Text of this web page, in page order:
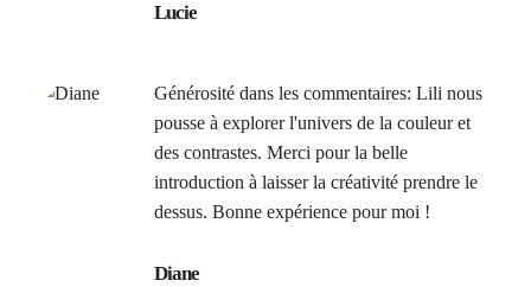
Lucie
Générosité dans les commentaires: Lili nous
pousse à explorer l'univers de la couleur et
des contrastes. Merci pour la belle
introduction à laisser la créativité prendre le
dessus. Bonne expérience pour moi !
Diane